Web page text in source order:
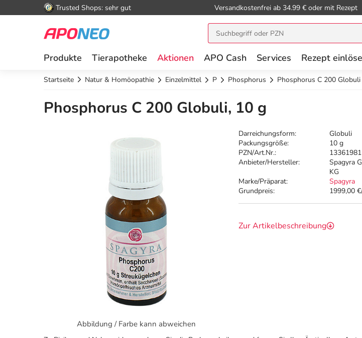
Trusted Shops: sehr gut Versandkostenfrei ab 34.99 € oder mit Rezept
Produkte Tierapotheke Aktionen APO Cash Services Rezept
Startseite Natur & Homöopathie Einzelmittel P Phosphorus Phosphorus C 200 Globuli
Phosphorus C 200 Globuli, 10 g
Abbildung / Farbe kann abweichen
Darreichungsform:
Globuli
Packungsgröße:
10 g
PZN/Art.Nr.:
13361981
Anbieter/Hersteller:
Spagyra
KG
Marke/Präparat:
Spagyra
Grundpreis:
1999,00
Zur Artikelbeschreibung